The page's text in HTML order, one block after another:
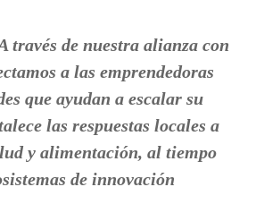
través de nuestra alianza con
a las emprendedoras
que ayudan a escalar su
las respuestas locales a
y alimentación, al tiempo
de innovación